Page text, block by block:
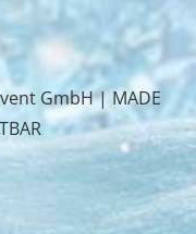
GmbH |MADE